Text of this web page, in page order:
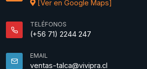
[Ver en Google Maps]
TELÉFONOS
(+56 71) 2244 247
EMAIL
ventas-talca@vivipra.cl